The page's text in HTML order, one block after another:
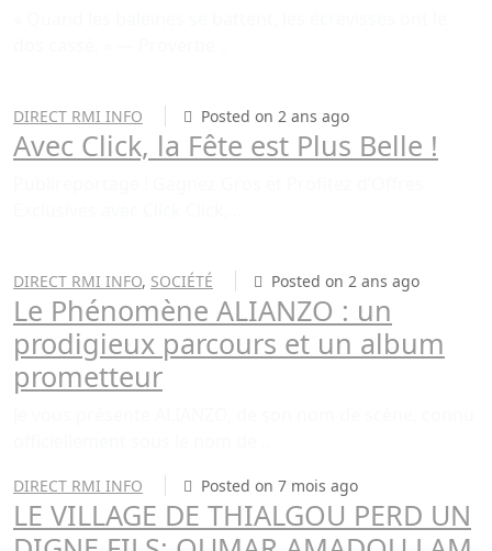
DIRECT RMI INFO Posted on 2 ans ago
Avec Click, la Fête est Plus Belle !
DIRECT RMI INFO, SOCIÉTÉ Posted on 2 ans ago
Le Phénomène ALIANZO : un
prodigieux parcours et un album
prometteur
DIRECT RMI INFO Posted on 7 mois ago
LE VILLAGE DE THIALGOU PERD UN